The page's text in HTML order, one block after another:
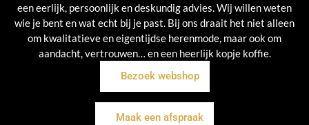
een eerlijk, persoonlijk en deskundig advies. Wij willen weten
wie je bent en wat echt bij je past. Bij ons draait het niet alleen
om kwalitatieve en eigentijdse herenmode, maar ook om
aandacht, vertrouwen… en een heerlijk kopje koffie.
Bezoek webshop
Maak een afspraak